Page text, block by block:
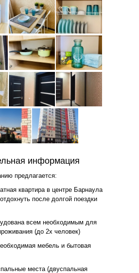
информация
предлагается:
квартира в центре Барнаула
после долгой поездки
всем необходимым для
(до 2х человек)
мебель и бытовая
места (двуспальная